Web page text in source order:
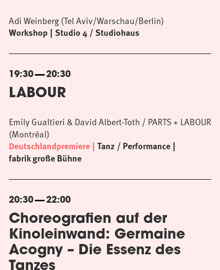
Workshop Studio 4 / Studiohaus
Adi Weinberg (Tel Aviv/Warschau/Berlin)
19:30 20:30
LABOUR
Deutschlandpremiere Tanz / Performance
fabrik große Bühne
Emily Gualtieri & David Albert-Toth / PARTS + LABOUR
(Montréal)
20:30 22:00
Choreografien auf der
Kinoleinwand: Germaine
Acogny – Die Essenz des
Tanzes